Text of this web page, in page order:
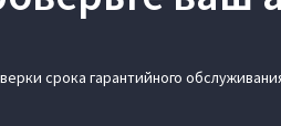
срока гарантийного